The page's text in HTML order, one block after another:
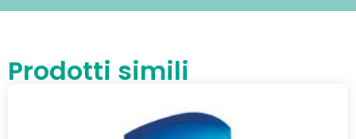
Prodotti simili